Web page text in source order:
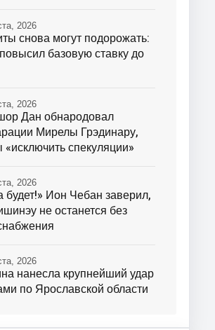
снова могут подорожать:
базовую ставку до
2026
Дан обнародовал
Мирелы Грэдинару,
«исключить спекуляции»
2026
будет!» Ион Чебан заверил,
не останется без
2026
нанесла крупнейший удар
по Ярославской области
2026